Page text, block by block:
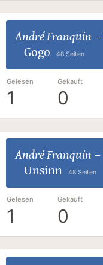
André Franquin –
Gogo
48 Seiten
Gelesen
1
Gekauft
0
André Franquin –
Unsinn
48 Seiten
Gelesen
1
Gekauft
0